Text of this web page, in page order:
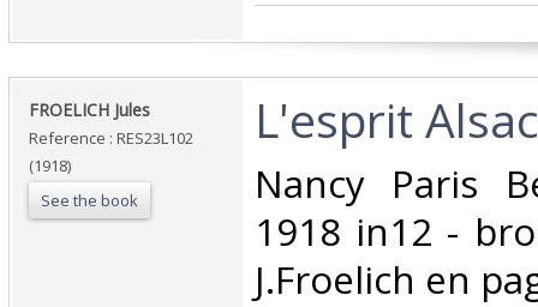
‎FROELICH Jules‎
Reference : RES23L102
(1918)
See the book
‎L'esprit
‎Nancy Paris
1918 in12 -
J.Froelich en